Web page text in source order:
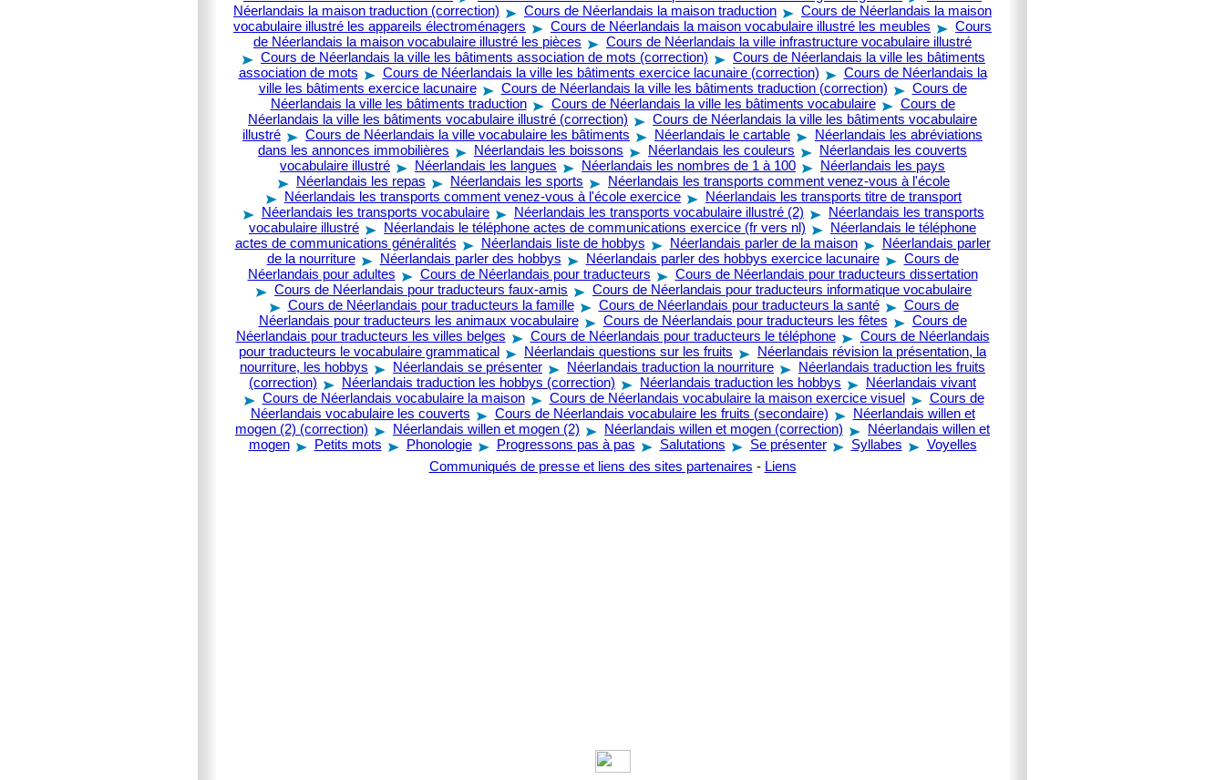
Néerlandais la maison traduction (correction)
Cours de Néerlandais la maison traduction
Cours de Néerlandais la maison
vocabulaire illustré les appareils électroménagers
Cours de Néerlandais la maison vocabulaire illustré les meubles
Cours
de Néerlandais la maison vocabulaire illustré les pièces
Cours de Néerlandais la ville infrastructure vocabulaire illustré
Cours de Néerlandais la ville les bâtiments association de mots (correction)
Cours de Néerlandais la ville les bâtiments
association de mots
Cours de Néerlandais la ville les bâtiments exercice lacunaire (correction)
Cours de Néerlandais la
ville les bâtiments exercice lacunaire
Cours de Néerlandais la ville les bâtiments traduction (correction)
Cours de
Néerlandais la ville les bâtiments traduction
Cours de Néerlandais la ville les bâtiments vocabulaire
Cours de
Néerlandais la ville les bâtiments vocabulaire illustré (correction)
Cours de Néerlandais la ville les bâtiments vocabulaire
illustré
Cours de Néerlandais la ville vocabulaire les bâtiments Néerlandais le cartable
Néerlandais les abréviations
dans les annonces immobilières
Néerlandais les boissons Néerlandais les couleurs
Néerlandais les couverts
vocabulaire illustré
Néerlandais les langues Néerlandais les nombres de 1 à 100
Néerlandais les pays
Néerlandais les repas
Néerlandais les sports
Néerlandais les transports comment venez-vous à l'école
Néerlandais les transports comment venez-vous à l'école exercice
Néerlandais les transports titre de transport
Néerlandais les transports vocabulaire
Néerlandais les transports vocabulaire illustré (2)
Néerlandais les transports
vocabulaire illustré
Néerlandais le téléphone actes de communications exercice (fr vers nl)
Néerlandais le téléphone
actes de communications généralités
Néerlandais liste de hobbys Néerlandais parler de la maison
Néerlandais parler
de la nourriture
Néerlandais parler des hobbys Néerlandais parler des hobbys exercice lacunaire
Cours de
Néerlandais pour adultes
Cours de Néerlandais pour traducteurs
Cours de Néerlandais pour traducteurs dissertation
Cours de Néerlandais pour traducteurs faux-amis
Cours de Néerlandais pour traducteurs informatique vocabulaire
Cours de Néerlandais pour traducteurs la famille
Cours de Néerlandais pour traducteurs la santé
Cours de
Néerlandais pour traducteurs les animaux vocabulaire
Cours de Néerlandais pour traducteurs les fêtes
Cours de
Néerlandais pour traducteurs les villes belges
Cours de Néerlandais pour traducteurs le téléphone
Cours de Néerlandais
pour traducteurs le vocabulaire grammatical
Néerlandais questions sur les fruits
Néerlandais révision la présentation, la
nourriture, les hobbys
Néerlandais se présenter Néerlandais traduction la nourriture
Néerlandais traduction les fruits
(correction)
Néerlandais traduction les hobbys (correction) Néerlandais traduction les hobbys
Néerlandais vivant
Cours de Néerlandais vocabulaire la maison
Cours de Néerlandais vocabulaire la maison exercice visuel
Cours de
Néerlandais vocabulaire les couverts
Cours de Néerlandais vocabulaire les fruits (secondaire)
Néerlandais willen et
mogen (2) (correction)
Néerlandais willen et mogen (2) Néerlandais willen et mogen (correction)
Néerlandais willen et
mogen
Petits mots Phonologie Progressons pas à pas Salutations Se présenter Syllabes
Voyelles
Communiqués de presse et liens des sites partenaires - Liens